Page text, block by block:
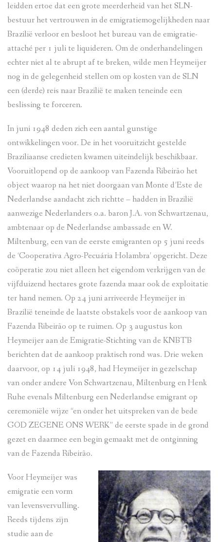
leidden ertoe dat een grote meerderheid van het SLN-
bestuur het vertrouwen in de emigratiemogelijkheden naar
Brazilië verloor en besloot het bureau van de emigratie-
attaché per 1 juli te liquideren. Om de onderhandelingen
echter niet al te abrupt af te breken, wilde men Heymeijer
nog in de gelegenheid stellen om op kosten van de SLN
een (derde) reis naar Brazilië te maken teneinde een
beslissing te forceren.
In juni 1948 deden zich een aantal gunstige
ontwikkelingen voor. De in het vooruitzicht gestelde
Braziliaanse credieten kwamen uiteindelijk beschikbaar.
Vooruitlopend op de aankoop van Fazenda Ribeirão het
object waarop na het niet doorgaan van Monte d’Este de
Nederlandse aandacht zich richtte – hadden in Brazilië
aanwezige Nederlanders o.a. baron J.A. von Schwartzenau,
ambtenaar op de Nederlandse ambassade en W.
Miltenburg, een van de eerste emigranten op 5 juni reeds
de ‘Cooperativa Agro-Pecuária Holambra’ opgericht. Deze
coöperatie zou niet alleen het eigendom verkrijgen van de
vijfduizend hectares grote fazenda maar ook de exploitatie
ter hand nemen. Op 24 juni arriveerde Heymeijer in
Brazilië teneinde de laatste obstakels voor de aankoop van
Fazenda Ribeirão op te ruimen. Op 3 augustus kon
Heymeijer aan de Emigratie-Stichting van de KNBTB
berichten dat de aankoop praktisch rond was. Drie weken
daarvoor, op 14 juli 1948, had Heymeijer in gezelschap
van onder andere Von Schwartzenau, Miltenburg en Henk
Ruhe evenals Miltenburg een Nederlandse emigrant op
ceremoniële wijze “en onder het uitspreken van de bede
GOD ZEGENE ONS WERK” de eerste spade in de grond
gezet en daarmee een begin gemaakt met de ontginning
van de Fazenda Ribeirão.
Voor Heymeijer was
emigratie een vorm
van levensvervulling.
Reeds tijdens zijn
studie aan de